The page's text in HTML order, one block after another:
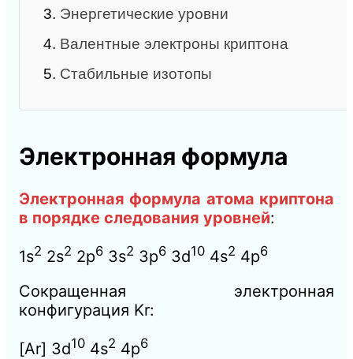
3. Энергетические уровни
4. Валентные электроны криптона
5. Стабильные изотопы
Электронная формула
Электронная формула атома криптона
в порядке следования уровней:
1s2 2s2 2p6 3s2 3p6 3d10 4s2 4p6
Сокращенная электронная
конфигурация Kr:
[Ar] 3d10 4s2 4p6